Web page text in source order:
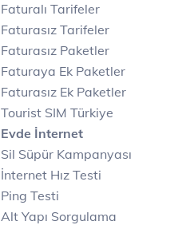
Faturalı Tarifeler
Faturasız Tarifeler
Faturasız Paketler
Faturaya Ek Paketler
Faturasız Ek Paketler
Tourist SIM Türkiye
Evde İnternet
Sil Süpür Kampanyası
İnternet Hız Testi
Ping Testi
Alt Yapı Sorgulama